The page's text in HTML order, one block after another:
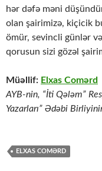
hər dəfə məni
olan şairimizə, kiçicik
ömür, sevincli günlər və
qorusun sizi gözəl
Müəllif: Elxas Comərd
AYB-nin, “İti Qələm”
Yazarları” Ədəbi
ELXAS COMƏRD